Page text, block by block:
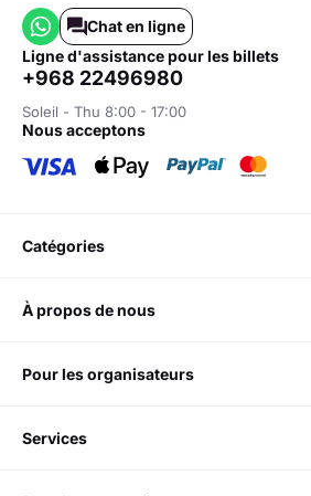
Vous avez des questions ?
Veuillez nous contacter
Chat en ligne